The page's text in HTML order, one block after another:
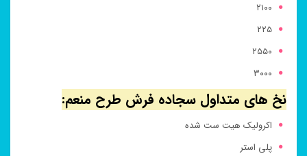
۲۱۰۰
۲۲۵
۲۵۵۰
۳۰۰۰
نخ های متداول سجاده فرش طرح منعم:
اکرولیک هیت ست شده
پلی استر